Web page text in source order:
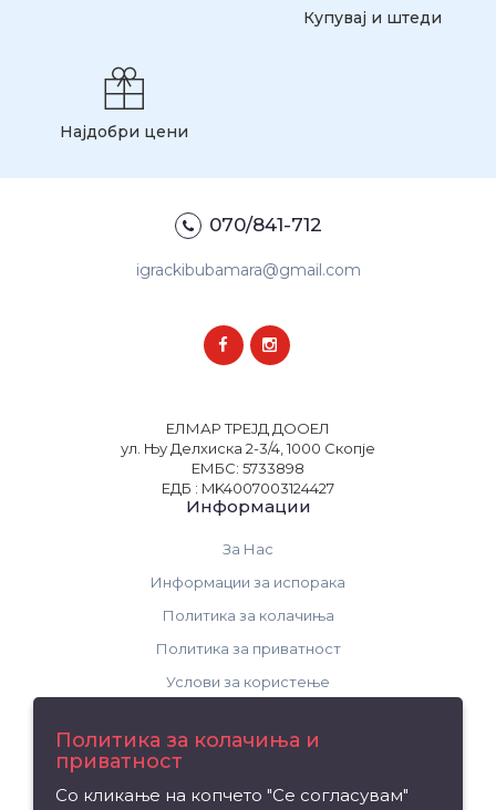
Купувај и штеди
Најдобри цени
070/841-712
igrackibubamara@gmail.com
ЕЛМАР ТРЕЈД ДООЕЛ
ул. Њу Делхиска 2-3/4, 1000 Скопје
ЕМБС: 5733898
ЕДБ : MK4007003124427
Информации
За Нас
Информации за испорака
Политика за колачиња
Политика за приватност
Услови за користење
Рекламација на производ
Политика за колачиња и
приватност
Со кликање на копчето "Се согласувам"